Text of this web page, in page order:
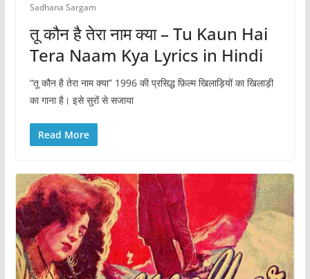
Sadhana Sargam
तू कौन है तेरा नाम क्या – Tu Kaun Hai
Tera Naam Kya Lyrics in Hindi
“तू कौन है तेरा नाम क्या” 1996 की प्रसिद्ध फ़िल्म खिलाड़ियों का खिलाड़ी
का गाना है। इसे सुरों से सजाया
Read More